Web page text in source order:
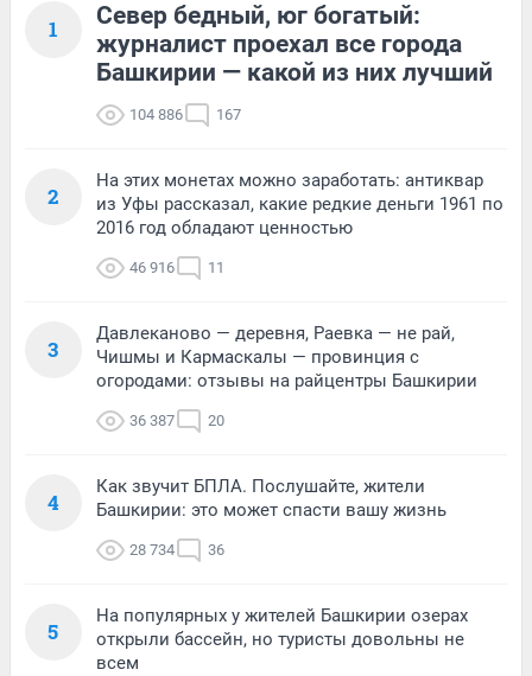
1
Север бедный, юг богатый:
журналист проехал все города
Башкирии — какой из них лучший
104 886 167
2
На этих монетах можно заработать: антиквар
из Уфы рассказал, какие редкие деньги 1961 по
2016 год обладают ценностью
46 916 11
3
Давлеканово — деревня, Раевка — не рай,
Чишмы и Кармаскалы — провинция с
огородами: отзывы на райцентры Башкирии
36 387 20
4
Как звучит БПЛА. Послушайте, жители
Башкирии: это может спасти вашу жизнь
28 734 36
5
На популярных у жителей Башкирии озерах
открыли бассейн, но туристы довольны не
всем